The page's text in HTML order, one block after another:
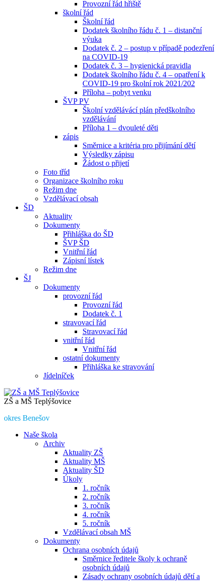
Provozní řád hřiště
školní řád
Školní řád
Dodatek školního řádu č. 1 – distanční
výuka
Dodatek č. 2 – postup v případě podezření
na COVID-19
Dodatek č. 3 – hygienická pravidla
Dodatek školního řádu č. 4 – opatření k
COVID-19 pro školní rok 2021/202
Příloha – pobyt venku
ŠVP PV
Školní vzdělávácí plán předškolního
vzdělávání
Příloha 1 – dvouleté děti
zápis
Směrnice a kritéria pro přijímání dětí
Výsledky zápisu
Žádost o přijetí
Foto tříd
Organizace školního roku
Režim dne
Vzdělávací obsah
ŠD
Aktuality
Dokumenty
Přihláška do ŠD
ŠVP ŠD
Vnitřní řád
Zápisní lístek
Režim dne
ŠJ
Dokumenty
provozní řád
Provozní řád
Dodatek č. 1
stravovací řád
Stravovací řád
vnitřní řád
Vnitřní řád
ostatní dokumenty
Přihláška ke stravování
Jídelníček
ZŠ a MŠ Teplýšovice
okres Benešov
Naše škola
Archiv
Aktuality ZŠ
Aktuality MŠ
Aktuality ŠD
Úkoly
1. ročník
2. ročník
3. ročník
4. ročník
5. ročník
Vzdělávací obsah MŠ
Dokumenty
Ochrana osobních údajů
Směrnice ředitele školy k ochraně
osobních údajů
Zásady ochrany osobních údajů dětí a